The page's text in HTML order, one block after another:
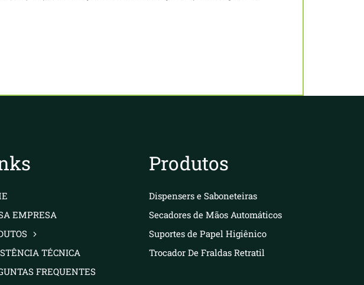
EMPRESA
TÉCNICA
FREQUENTES
Produtos
Dispensers e Saboneteiras
Secadores de Mãos Automáticos
Suportes de Papel Higiênico
Trocador De Fraldas Retratil